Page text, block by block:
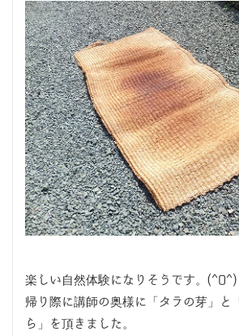
楽しい自然体験になりそうです。(^O^)
帰り際に講師の奥様に「タラの芽」と
ら」を頂きました。